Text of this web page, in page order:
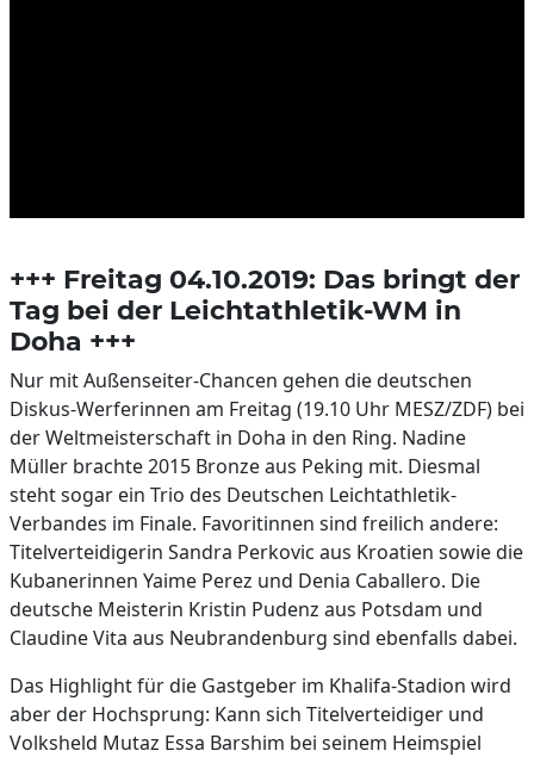
+++ Freitag 04.10.2019: Das bringt der
Tag bei der Leichtathletik-WM in
Doha +++
Nur mit Außenseiter-Chancen gehen die deutschen
Diskus-Werferinnen am Freitag (19.10 Uhr MESZ/ZDF) bei
der Weltmeisterschaft in Doha in den Ring. Nadine
Müller brachte 2015 Bronze aus Peking mit. Diesmal
steht sogar ein Trio des Deutschen Leichtathletik-
Verbandes im Finale. Favoritinnen sind freilich andere:
Titelverteidigerin Sandra Perkovic aus Kroatien sowie die
Kubanerinnen Yaime Perez und Denia Caballero. Die
deutsche Meisterin Kristin Pudenz aus Potsdam und
Claudine Vita aus Neubrandenburg sind ebenfalls dabei.
Das Highlight für die Gastgeber im Khalifa-Stadion wird
aber der Hochsprung: Kann sich Titelverteidiger und
Volksheld Mutaz Essa Barshim bei seinem Heimspiel